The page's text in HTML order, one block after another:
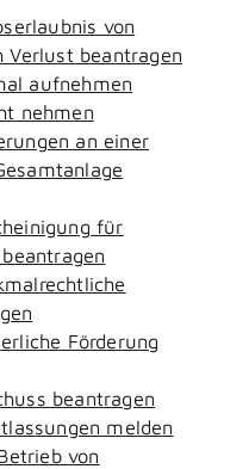
von
Verlust beantragen
aufnehmen
nehmen
an einer
für
Förderung
beantragen
melden
von